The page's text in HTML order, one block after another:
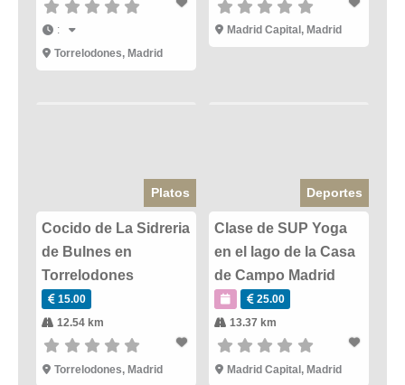
:
Torrelodones, Madrid
Madrid Capital , Madrid
Platos
Cocido de La Sidreria
de Bulnes en
Torrelodones
15.00
12.54 km
Torrelodones, Madrid
Deportes
Clase de SUP Yoga
en el lago de la Casa
de Campo Madrid
25.00
13.37 km
Madrid Capital, Madrid